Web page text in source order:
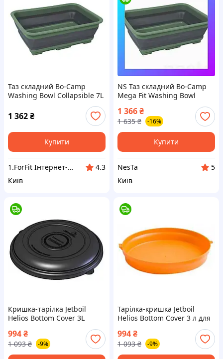
Таз складний Bo-Camp
Washing Bowl Collapsible 7L
1 362₴
Купити
1.ForFit Інтернет-магазин спортивних товарів
4.3
Київ
NS Таз складний Bo-Camp
Mega Fit Washing Bowl
Collapsible 7L Grey/Green
(6303690) Nes22/Q
1 366₴
1 635 ₴ -16%
Купити
NesTa
5
Київ
Кришка-тарілка Jetboil
Helios Bottom Cover 3L
транспортування й
готування Black |neper-
4000|
994₴
1 093 ₴ -9%
Тарілка-кришка Jetboil
Helios Bottom Cover 3 л для
термостійка, захист для
транспортування |neper-
4000|
994₴
1 093 ₴ -9%